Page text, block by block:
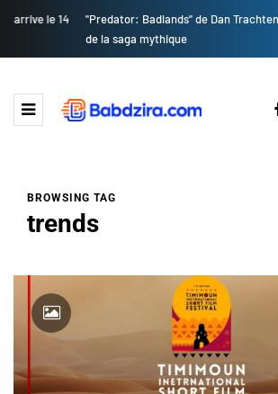
"Predator: Badlands" de Dan Trachtenberg : un
de la saga mythique
BROWSING TAG
trends